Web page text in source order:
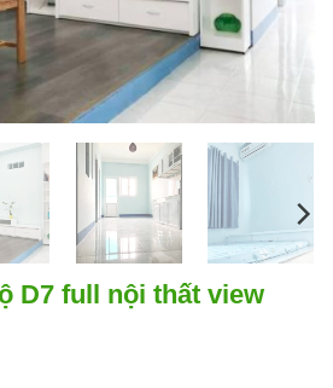
D7 full nội thất view